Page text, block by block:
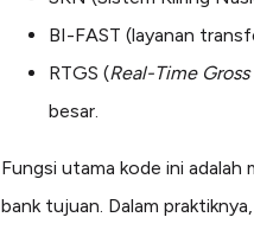
BI-FAST (layanan
RTGS (Real-Time
besar.
Fungsi utama kode ini adalah
bank tujuan. Dalam